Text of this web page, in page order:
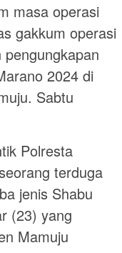
masa operasi
gakkum operasi
2024 di
Sabtu
Polresta
terduga
jenis Shabu
(23) yang
Mamuju